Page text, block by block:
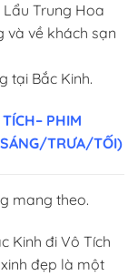
Trung Hoa
và về khách sạn
tại Bắc Kinh.
PHIM
SÁNG/TRƯA/TỐI)
mang theo.
Kinh đi Vô Tích
đẹp là một